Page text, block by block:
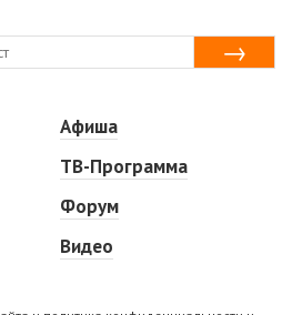
Афиша
ТВ-Программа
Форум
Видео